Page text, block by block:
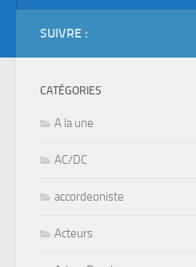
SUIVRE :
CATÉGORIES
A la une
AC/DC
accordeoniste
Acteurs